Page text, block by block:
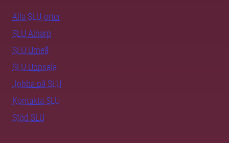
Alla SLU-orter
SLU Alnarp
SLU Umeå
SLU Uppsala
Jobba på SLU
Kontakta SLU
Stöd SLU